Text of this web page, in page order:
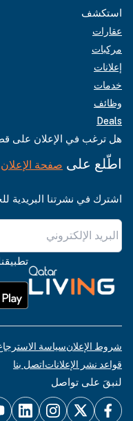
استكشف
عقارات
مركبات
إعلانات
خدمات
وظائف
Deals
هل ترغب في الإعلان على
اطّلع على صفحة الإعلان
اشترك في نشرتنا البريدية
شروط الإعلانسياسة
قواعد نشر الإعلاناتاتصل بنا
لنبقَ على تواصل